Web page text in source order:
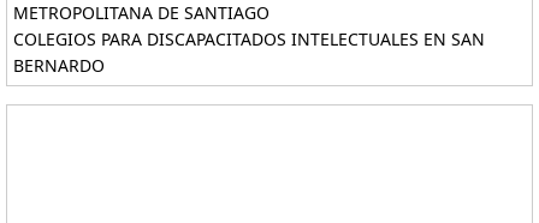
METROPOLITANA DE SANTIAGO
COLEGIOS PARA DISCAPACITADOS INTELECTUALES EN SAN
BERNARDO